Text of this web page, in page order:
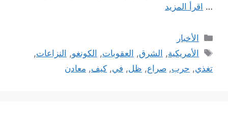
… اقرأ المزيد
التصنيفات
الأخبار
الوسوم
الأمريكية, الشرق, العقوبات, الكونغو, النزاعات,
تغذي, حرب, صراع, ظل, في, كيف, معادن